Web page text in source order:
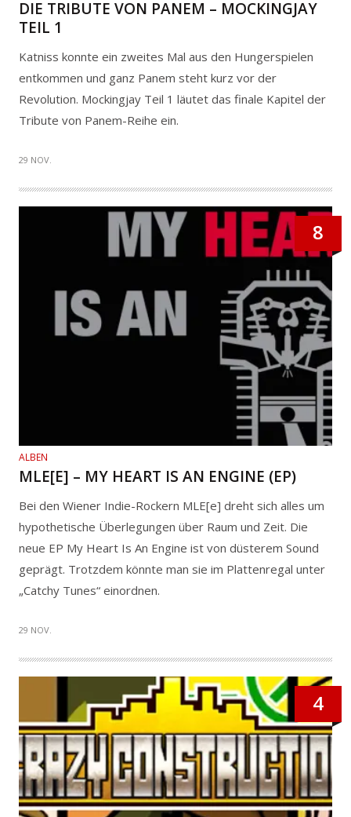
DIE TRIBUTE VON PANEM – MOCKINGJAY
TEIL 1
Katniss konnte ein zweites Mal aus den Hungerspielen
entkommen und ganz Panem steht kurz vor der
Revolution. Mockingjay Teil 1 läutet das finale Kapitel der
Tribute von Panem-Reihe ein.
29 NOV.
8
ALBEN
MLE[E] – MY HEART IS AN ENGINE (EP)
Bei den Wiener Indie-Rockern MLE[e] dreht sich alles um
hypothetische Überlegungen über Raum und Zeit. Die
neue EP My Heart Is An Engine ist von düsterem Sound
geprägt. Trotzdem könnte man sie im Plattenregal unter
„Catchy Tunes“ einordnen.
29 NOV.
4